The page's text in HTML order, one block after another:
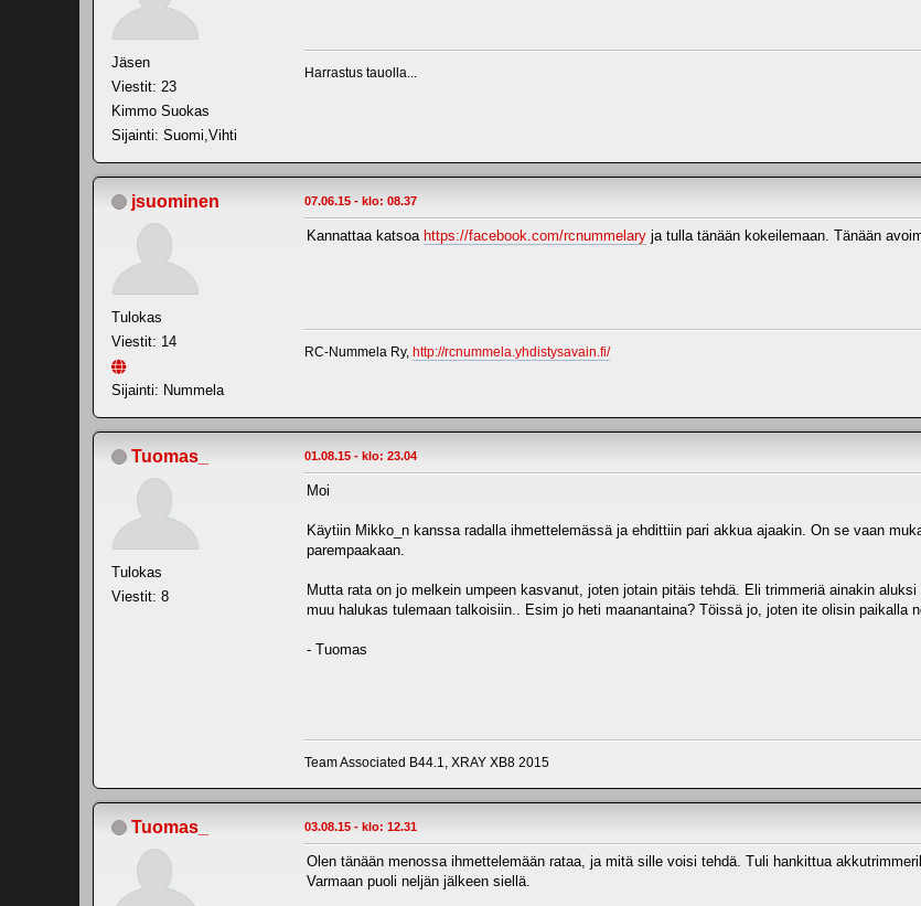
Jäsen
Viestit: 23
Kimmo Suokas
Sijainti: Suomi,Vihti
Harrastus tauolla...
jsuominen
Tulokas
Viestit: 14
Sijainti: Nummela
07.06.15 - klo: 08.37
Kannattaa katsoa https://facebook.com/rcnummelary ja tulla tänään kokeilemaan. Tänään
RC-Nummela Ry, http://rcnummela.yhdistysavain.fi/
Tuomas_
Tulokas
Viestit: 8
01.08.15 - klo: 23.04
Moi
Käytiin Mikko_n kanssa radalla ihmettelemässä ja ehdittiin pari akkua ajaakin. On se vaan
parempaakaan.
Mutta rata on jo melkein umpeen kasvanut, joten jotain pitäis tehdä. Eli trimmeriä ainakin
muu halukas tulemaan talkoisiin.. Esim jo heti maanantaina? Töissä jo, joten ite olisin paikalla
- Tuomas
Team Associated B44.1, XRAY XB8 2015
Tuomas_ 03.08.15 - klo: 12.31
Olen tänään menossa ihmettelemään rataa, ja mitä sille voisi tehdä. Tuli hankittua
Varmaan puoli neljän jälkeen siellä.